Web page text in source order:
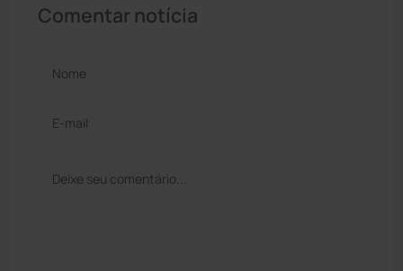
Comentar notícia